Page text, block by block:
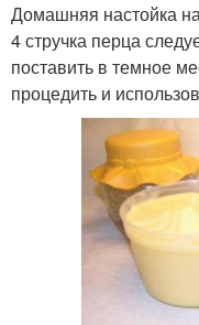
Домашняя настойка
4 стручка перца
поставить в темное
процедить и